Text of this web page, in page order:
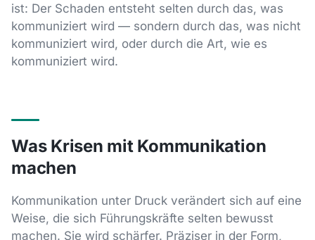
ist: Der Schaden entsteht selten durch das, was
kommuniziert wird — sondern durch das, was nicht
kommuniziert wird, oder durch die Art, wie es
kommuniziert wird.
Was Krisen mit Kommunikation
machen
Kommunikation unter Druck verändert sich auf eine
Weise, die sich Führungskräfte selten bewusst
machen. Sie wird schärfer. Präziser in der Form,